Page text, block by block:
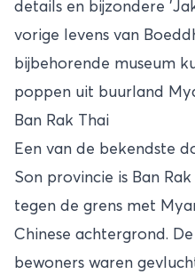
details en bijzondere
vorige levens van
bijbehorende museum
poppen uit buurland
Ban Rak Thai
Een van de bekendste
Son provincie is Ban
tegen de grens met
Chinese achtergrond.
bewoners waren